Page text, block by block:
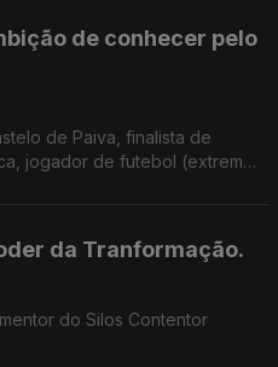
de conhecer pelo
de Paiva, finalista de
jogador de futebol (extremo
da Tranformação.
do Silos Contentor